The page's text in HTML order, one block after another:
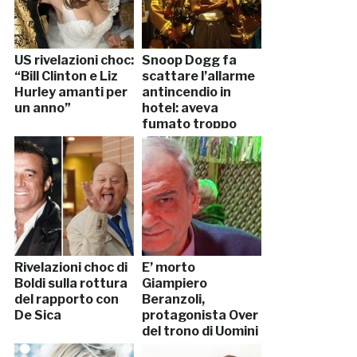
US rivelazioni choc:
“Bill Clinton e Liz
Hurley amanti per
un anno”
Snoop Dogg fa
scattare l’allarme
antincendio in
hotel: aveva
fumato troppo
Rivelazioni choc di
Boldi sulla rottura
del rapporto con
De Sica
E’ morto
Giampiero
Beranzoli,
protagonista Over
del trono di Uomini